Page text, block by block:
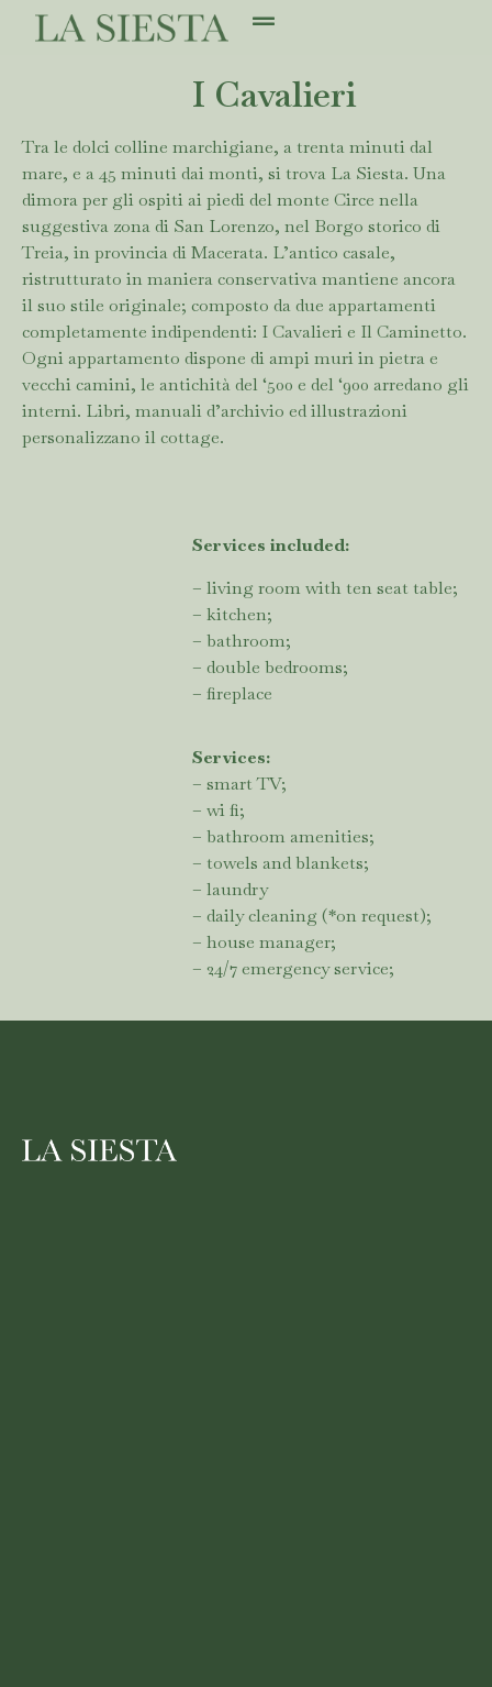
I Cavalieri
Tra le dolci colline marchigiane, a trenta minuti dal
mare, e a 45 minuti dai monti, si trova La Siesta. Una
dimora per gli ospiti ai piedi del monte Circe nella
suggestiva zona di San Lorenzo, nel Borgo storico di
Treia, in provincia di Macerata. L’antico casale,
ristrutturato in maniera conservativa mantiene ancora
il suo stile originale; composto da due appartamenti
completamente indipendenti: I Cavalieri e Il Caminetto.
Ogni appartamento dispone di ampi muri in pietra e
vecchi camini, le antichità del ‘500 e del ‘900 arredano gli
interni. Libri, manuali d’archivio ed illustrazioni
personalizzano il cottage.
Services included:
– living room with ten seat table;
– kitchen;
– bathroom;
– double bedrooms;
– fireplace
Services:
– smart TV;
– wi fi;
– bathroom amenities;
– towels and blankets;
– laundry
– daily cleaning (*on request);
– house manager;
– 24/7 emergency service;